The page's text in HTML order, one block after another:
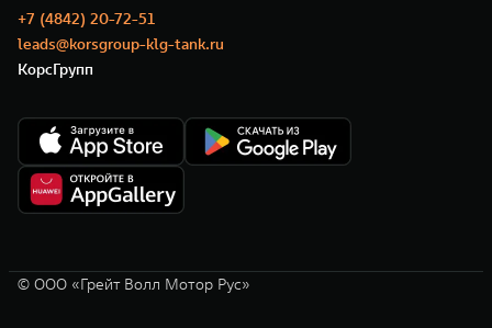
+7 (4842) 20-72-51
leads@korsgroup-klg-tank.ru
КорсГрупп
© ООО «Грейт Волл Мотор Рус»